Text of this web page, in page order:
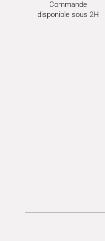
Commande
disponible sous 2H